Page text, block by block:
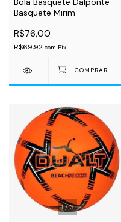
Basquete Mirim
R$76,00
R$69,92 com Pix
1/3